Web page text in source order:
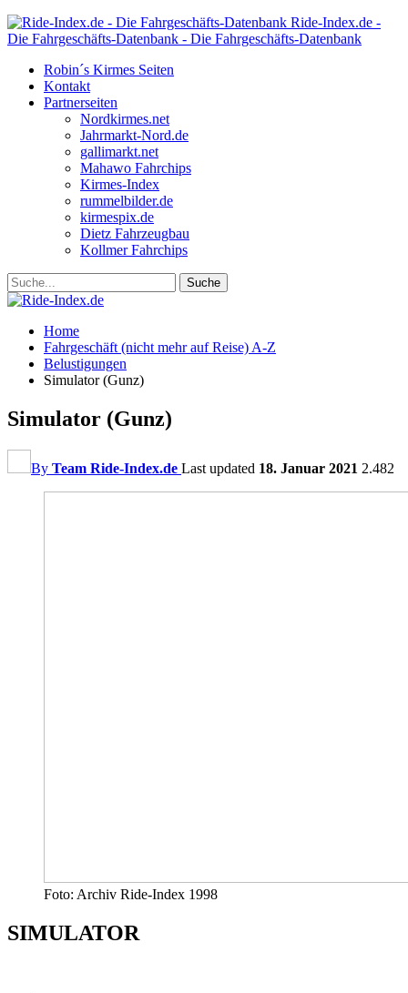
Ride-Index.de -
Die Fahrgeschäfts-Datenbank - Die Fahrgeschäfts-Datenbank
Robin´s Kirmes Seiten
Kontakt
Partnerseiten
Nordkirmes.net
Jahrmarkt-Nord.de
gallimarkt.net
Mahawo Fahrchips
Kirmes-Index
rummelbilder.de
kirmespix.de
Dietz Fahrzeugbau
Kollmer Fahrchips
Home
Fahrgeschäft (nicht mehr auf Reise) A-Z
Belustigungen
Simulator (Gunz)
Simulator (Gunz)
By Team Ride-Index.de Last updated 18. Januar 2021 2.482
Foto: Archiv Ride-Index 1998
SIMULATOR